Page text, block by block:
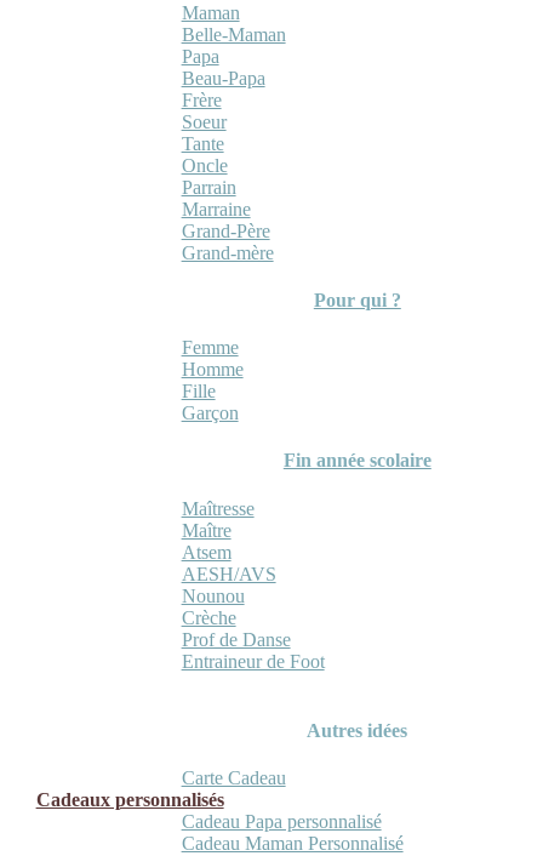
Maman
Belle-Maman
Papa
Beau-Papa
Frère
Soeur
Tante
Oncle
Parrain
Marraine
Grand-Père
Grand-mère
Pour qui ?
Femme
Homme
Fille
Garçon
Fin année scolaire
Maîtresse
Maître
Atsem
AESH/AVS
Nounou
Crèche
Prof de Danse
Entraineur de Foot
Autres idées
Carte Cadeau
Cadeaux personnalisés
Cadeau Papa personnalisé
Cadeau Maman Personnalisé